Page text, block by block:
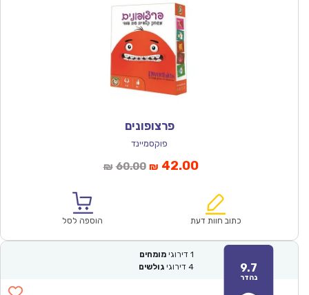
פרצופונים
פוקסמיינד
₪ 60.00המחיר
₪60.00.
₪ 42.00המחיר
הוא:
כתוב חוות דעת הוספה לסל
9.7
נהדר
1 דירוגי מומחים
4 דירוגי גולשים